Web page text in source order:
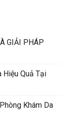
GIẢI PHÁP
Hiệu Quả Tại
Khám Da